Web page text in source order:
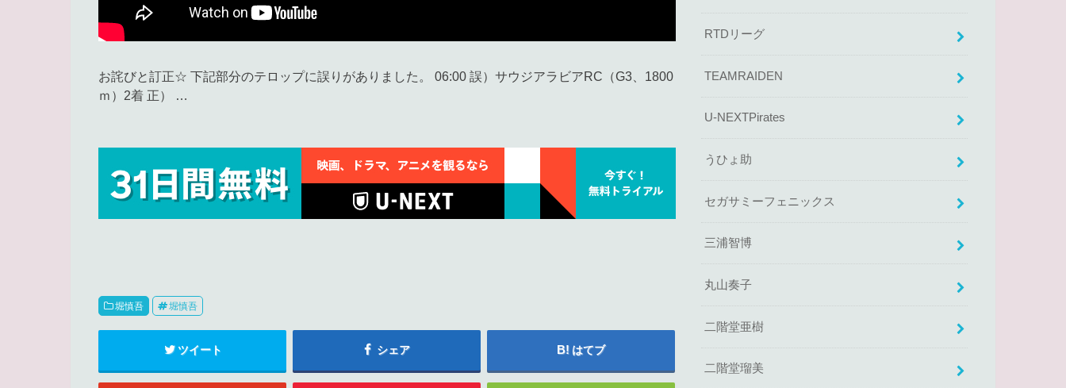
お詫びと訂正☆ 下記部分のテロップに誤りがありました。 06:00 誤）サウジアラビアRC（G3、1800
ｍ）2着 正） …
堀慎吾 堀慎吾
ツイート シェア はてブ
RTDリーグ
TEAMRAIDEN
U-NEXTPirates
うひょ助
セガサミーフェニックス
三浦智博
丸山奏子
二階堂亜樹
二階堂瑠美